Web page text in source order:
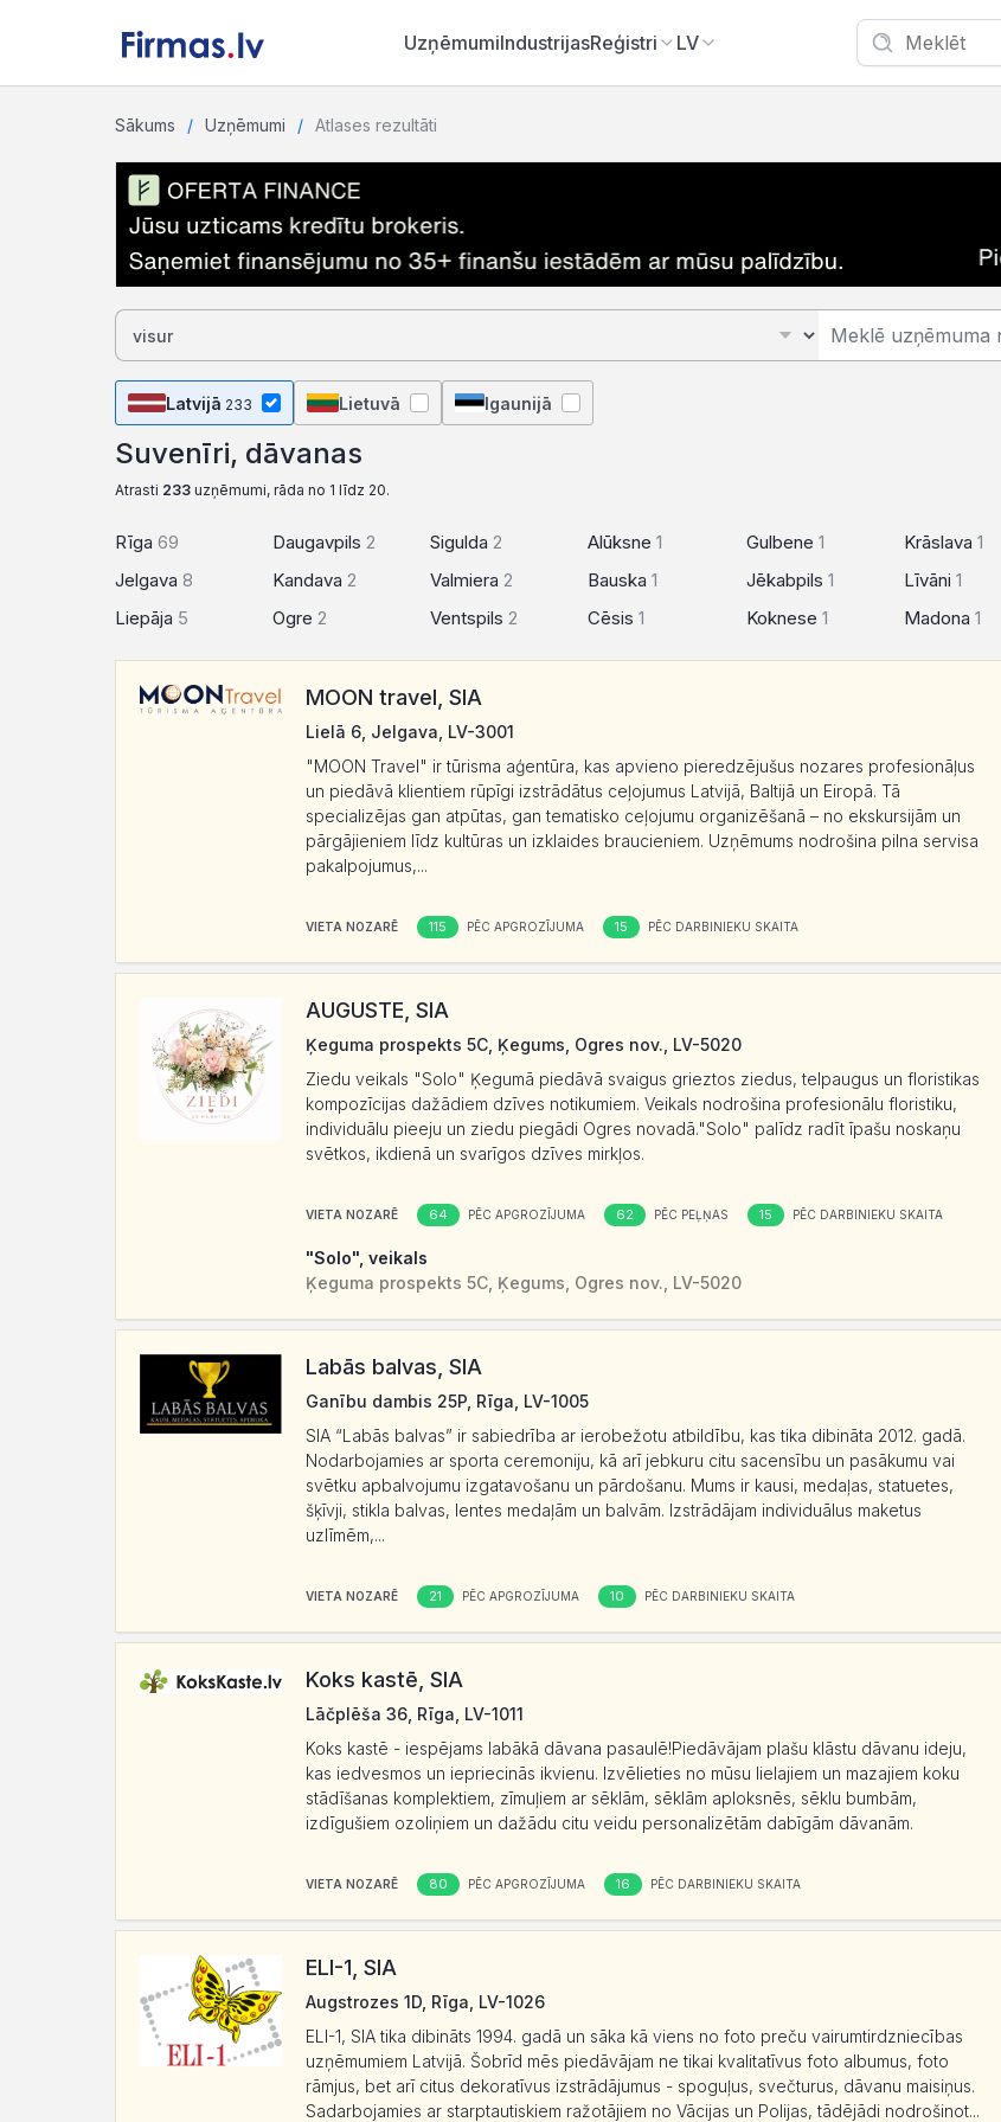
UzņēmumiIndustrijasReģistri LV
Sākums Uzņēmumi Atlases rezultāti
Latvijā 233 Lietuvā Igaunijā
Suvenīri, dāvanas
Atrasti 233 uzņēmumi, rāda no 1 līdz 20.
Rīga 69
Jelgava 8
Liepāja 5
Daugavpils2
Kandava2
Ogre2
Sigulda2
Valmiera2
Ventspils2
Alūksne1
Bauska1
Cēsis1
Gulbene 1
Jēkabpils 1
Koknese 1
Krāslava 1
Līvāni 1
Madona 1
MOON travel, SIA
Lielā 6, Jelgava, LV-3001
"MOON Travel" ir tūrisma aģentūra, kas apvieno pieredzējušus nozares profesionāļus
un piedāvā klientiem rūpīgi izstrādātus ceļojumus Latvijā, Baltijā un Eiropā. Tā
specializējas gan atpūtas, gan tematisko ceļojumu organizēšanā – no ekskursijām un
pārgājieniem līdz kultūras un izklaides braucieniem. Uzņēmums nodrošina pilna servisa
pakalpojumus,...
VIETA NOZARĒ 115 PĒC APGROZĪJUMA 15 PĒC DARBINIEKU SKAITA
AUGUSTE, SIA
Ķeguma prospekts 5C, Ķegums, Ogres nov., LV-5020
Ziedu veikals "Solo" Ķegumā piedāvā svaigus grieztos ziedus, telpaugus un floristikas
kompozīcijas dažādiem dzīves notikumiem. Veikals nodrošina profesionālu floristiku,
individuālu pieeju un ziedu piegādi Ogres novadā."Solo" palīdz radīt īpašu noskaņu
svētkos, ikdienā un svarīgos dzīves mirkļos.
VIETA NOZARĒ 64 PĒC APGROZĪJUMA 62 PĒC PEĻŅAS 15 PĒC DARBINIEKU SKAITA
"Solo", veikals
Ķeguma prospekts 5C, Ķegums, Ogres nov., LV-5020
Labās balvas, SIA
Ganību dambis 25P, Rīga, LV-1005
SIA “Labās balvas” ir sabiedrība ar ierobežotu atbildību, kas tika dibināta 2012. gadā.
Nodarbojamies ar sporta ceremoniju, kā arī jebkuru citu sacensību un pasākumu vai
svētku apbalvojumu izgatavošanu un pārdošanu. Mums ir kausi, medaļas, statuetes,
šķīvji, stikla balvas, lentes medaļām un balvām. Izstrādājam individuālus maketus
uzlīmēm,...
VIETA NOZARĒ 21 PĒC APGROZĪJUMA 10 PĒC DARBINIEKU SKAITA
Koks kastē, SIA
Lāčplēša 36, Rīga, LV-1011
Koks kastē - iespējams labākā dāvana pasaulē!Piedāvājam plašu klāstu dāvanu ideju,
kas iedvesmos un iepriecinās ikvienu. Izvēlieties no mūsu lielajiem un mazajiem koku
stādīšanas komplektiem, zīmuļiem ar sēklām, sēklām aploksnēs, sēklu bumbām,
izdīgušiem ozoliņiem un dažādu citu veidu personalizētām dabīgām dāvanām.
VIETA NOZARĒ 80 PĒC APGROZĪJUMA 16 PĒC DARBINIEKU SKAITA
ELI-1, SIA
Augstrozes 1D, Rīga, LV-1026
ELI-1, SIA tika dibināts 1994. gadā un sāka kā viens no foto preču vairumtirdzniecības
uzņēmumiem Latvijā. Šobrīd mēs piedāvājam ne tikai kvalitatīvus foto albumus, foto
rāmjus, bet arī citus dekoratīvus izstrādājumus - spoguļus, svečturus, dāvanu maisiņus.
Sadarbojamies ar starptautiskiem ražotājiem no Vācijas un Polijas, tādējādi nodrošinot...